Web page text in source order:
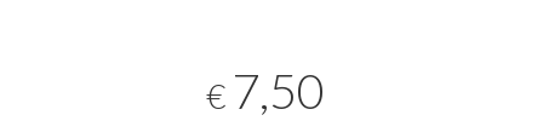
€ 7,50